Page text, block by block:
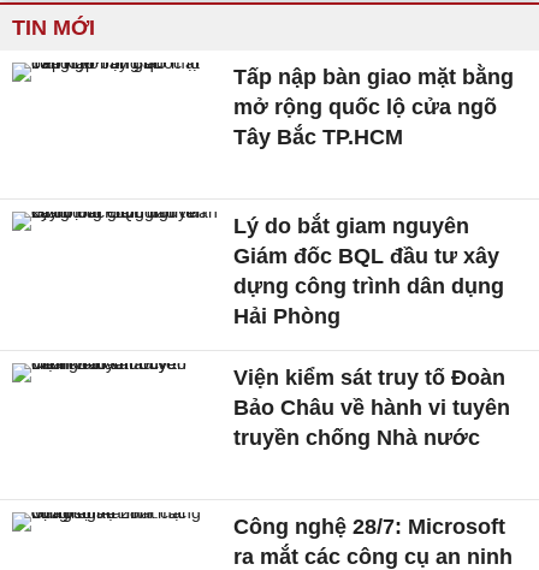
TIN MỚI
Tấp nập bàn giao mặt bằng
mở rộng quốc lộ cửa ngõ
Tây Bắc TP.HCM
Lý do bắt giam nguyên
Giám đốc BQL đầu tư xây
dựng công trình dân dụng
Hải Phòng
Viện kiểm sát truy tố Đoàn
Bảo Châu về hành vi tuyên
truyền chống Nhà nước
Công nghệ 28/7: Microsoft
ra mắt các công cụ an ninh